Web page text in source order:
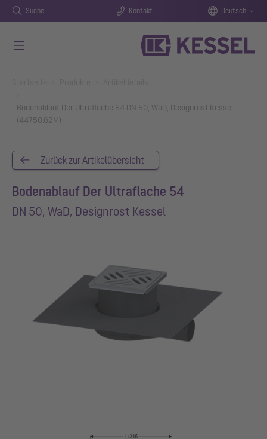
Suche Kontakt Deutsch
Bodenablauf Der Ultraflache 54 DN 50, WaD, Designrost Kessel
(44750.62M)
Zurück zur Artikelübersicht
Bodenablauf Der Ultraflache 54
DN 50, WaD, Designrost Kessel